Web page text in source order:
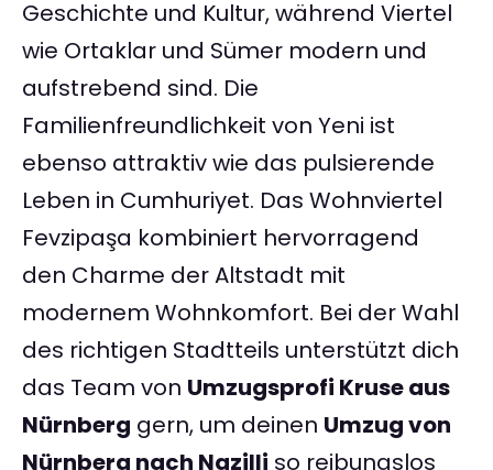
Geschichte und Kultur, während Viertel
wie Ortaklar und Sümer modern und
aufstrebend sind. Die
Familienfreundlichkeit von Yeni ist
ebenso attraktiv wie das pulsierende
Leben in Cumhuriyet. Das Wohnviertel
Fevzipaşa kombiniert hervorragend
den Charme der Altstadt mit
modernem Wohnkomfort. Bei der Wahl
des richtigen Stadtteils unterstützt dich
das Team von Umzugsprofi Kruse aus
Nürnberg gern, um deinen Umzug von
Nürnberg nach Nazilli so reibungslos